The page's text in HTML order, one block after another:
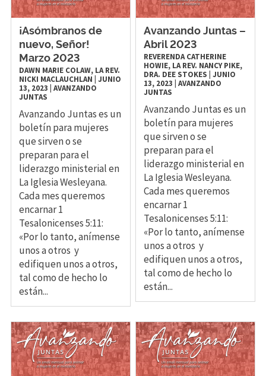
¡Asómbranos de
nuevo, Señor!
Marzo 2023
DAWN MARIE COLAW, LA REV.
NICKI MACLAUCHLAN JUNIO
13, 2023 AVANZANDO
JUNTAS
Avanzando Juntas es un
boletín para mujeres
que sirven o se
preparan para el
liderazgo ministerial en
La Iglesia Wesleyana.
Cada mes queremos
encarnar 1
Tesalonicenses 5:11:
«Por lo tanto, anímense
unos a otros y
edifiquen unos a otros,
tal como de hecho lo
están...
Avanzando Juntas –
Abril 2023
REVERENDA CATHERINE
HOWIE, LA REV. NANCY PIKE,
DRA. DEE STOKES |JUNIO
13, 2023 |AVANZANDO
JUNTAS
Avanzando Juntas es un
boletín para mujeres
que sirven o se
preparan para el
liderazgo ministerial en
La Iglesia Wesleyana.
Cada mes queremos
encarnar 1
Tesalonicenses 5:11:
«Por lo tanto, anímense
unos a otros y
edifiquen unos a otros,
tal como de hecho lo
están...